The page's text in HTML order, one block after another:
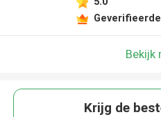
Bekijk
Krijg de